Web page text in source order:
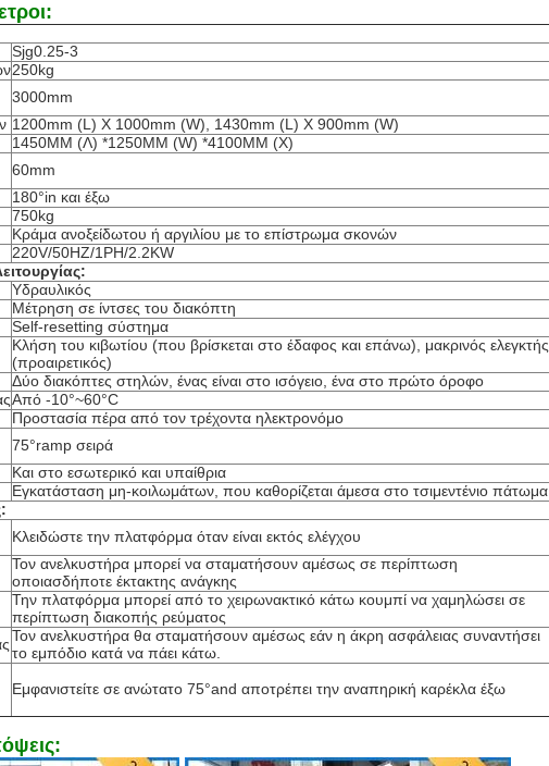
Sjg0.25-3
250kg
3000mm
1200mm (L) Χ 1000mm (W), 1430mm (L) Χ 900mm (W)
1450MM (Λ) *1250MM (W) *4100MM (Χ)
60mm
180°in και έξω
750kg
Κράμα ανοξείδωτου ή αργιλίου με το επίστρωμα σκονών
220V/50HZ/1PH/2.2KW
Υδραυλικός
Μέτρηση σε ίντσες του διακόπτη
Self-resetting σύστημα
Κλήση του κιβωτίου (που βρίσκεται στο έδαφος και επάνω), μακρινός ελεγκτής
(προαιρετικός)
Δύο διακόπτες στηλών, ένας είναι στο ισόγειο, ένα στο πρώτο όροφο
Από -10°~60°C
Προστασία πέρα από τον τρέχοντα ηλεκτρονόμο
75°ramp σειρά
Και στο εσωτερικό και υπαίθρια
Εγκατάσταση μη-κοιλωμάτων, που καθορίζεται άμεσα στο τσιμεντένιο πάτωμα
Κλειδώστε την πλατφόρμα όταν είναι εκτός ελέγχου
Τον ανελκυστήρα μπορεί να σταματήσουν αμέσως σε περίπτωση
οποιασδήποτε έκτακτης ανάγκης
Την πλατφόρμα μπορεί από το χειρωνακτικό κάτω κουμπί να χαμηλώσει σε
περίπτωση διακοπής ρεύματος
Τον ανελκυστήρα θα σταματήσουν αμέσως εάν η άκρη ασφάλειας συναντήσει
το εμπόδιο κατά να πάει κάτω.
Εμφανιστείτε σε ανώτατο 75°and αποτρέπει την αναπηρική καρέκλα έξω